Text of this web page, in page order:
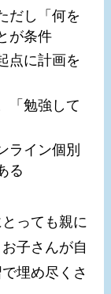
だし「何を
が条件
点に計画を
「勉強して
ライン個別
る
っても親に
子さんが自
埋め尽くさ